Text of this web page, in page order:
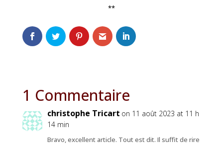
**
1 Commentaire
christophe Tricart on 11 août 2023 at 11 h
14 min
Bravo, excellent article. Tout est dit. Il suffit de rire